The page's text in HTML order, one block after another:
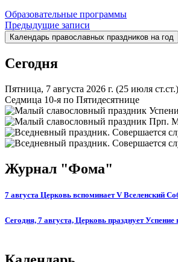
Образовательные программы
Навигация
по
записям
Предыдущие записи
Календарь православных праздников на год
Сегодня
Пятница, 7 августа 2026 г. (25 июля ст.ст.)
Седмица 10-я по Пятидесятнице
Прп.
Журнал "Фома"
7 августа Церковь вспоминает V Вселенский
Сегодня, 7 августа, Церковь празднует